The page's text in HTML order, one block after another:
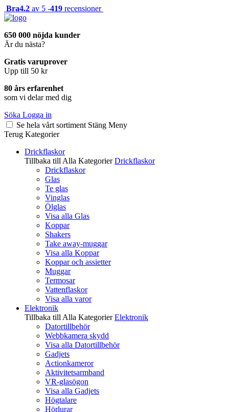
Bra4.2 av 5 -419 recensioner
650 000 nöjda kunder
Är du nästa?
Gratis varuprover
Upp till 50 kr
80 års erfarenhet
som vi delar med dig
Söka Logga in
Se hela vårt sortiment Stäng Meny
Terug Kategorier
Drickflaskor
Tillbaka till Alla Kategorier Drickflaskor
Drickflaskor
Glas
Te glas
Vinglas
Ölglas
Visa alla Glas
Koppar
Shakers
Take away-muggar
Visa alla Koppar
Koppar och assietter
Muggar
Termosar
Vattenflaskor
Visa alla varor
Elektronik
Tillbaka till Alla Kategorier Elektronik
Datortillbehör
Webbkamera skydd
Visa alla Datortillbehör
Gadjets
Actionkameror
Aktivitetsarmband
VR-glasögon
Visa alla Gadjets
Högtalare
Hörlurar